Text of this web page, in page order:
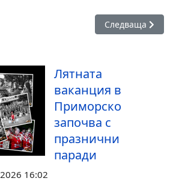
с приз за най-динамично
Следваща
Следваща
Лятната
ваканция в
Приморско
започва с
празнични
паради
16:02